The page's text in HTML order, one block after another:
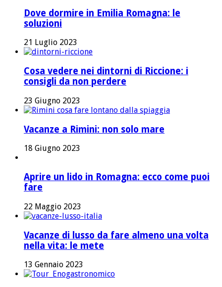
Dove dormire in Emilia Romagna: le
soluzioni
21 Luglio 2023
Cosa vedere nei dintorni di Riccione: i
consigli da non perdere
23 Giugno 2023
Vacanze a Rimini: non solo mare
18 Giugno 2023
Aprire un lido in Romagna: ecco come puoi
fare
22 Maggio 2023
Vacanze di lusso da fare almeno una volta
nella vita: le mete
13 Gennaio 2023